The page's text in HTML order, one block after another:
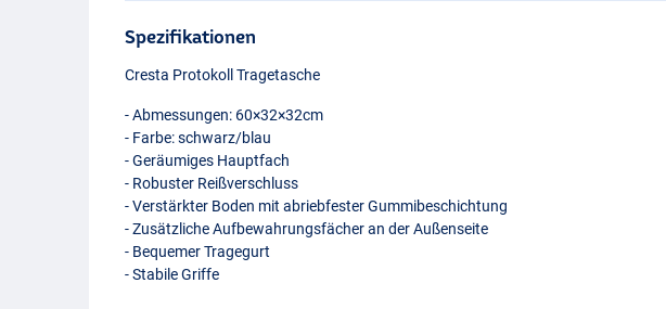
Spezifikationen
Cresta Protokoll Tragetasche
- Abmessungen: 60×32×32cm
- Farbe: schwarz/blau
- Geräumiges Hauptfach
- Robuster Reißverschluss
- Verstärkter Boden mit abriebfester Gummibeschichtung
- Zusätzliche Aufbewahrungsfächer an der Außenseite
- Bequemer Tragegurt
- Stabile Griffe